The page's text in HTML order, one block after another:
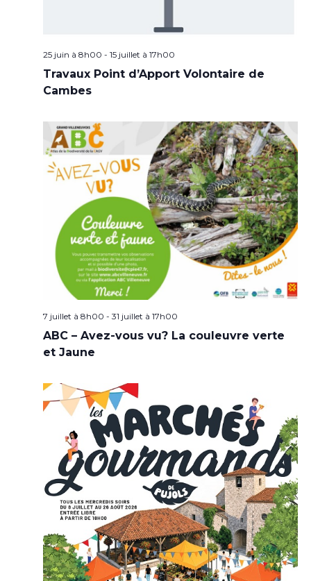
25 juin à 8h00 - 15 juillet à 17h00
Travaux Point d’Apport Volontaire de
Cambes
7 juillet à 8h00 - 31 juillet à 17h00
ABC – Avez-vous vu? La couleuvre verte
et Jaune